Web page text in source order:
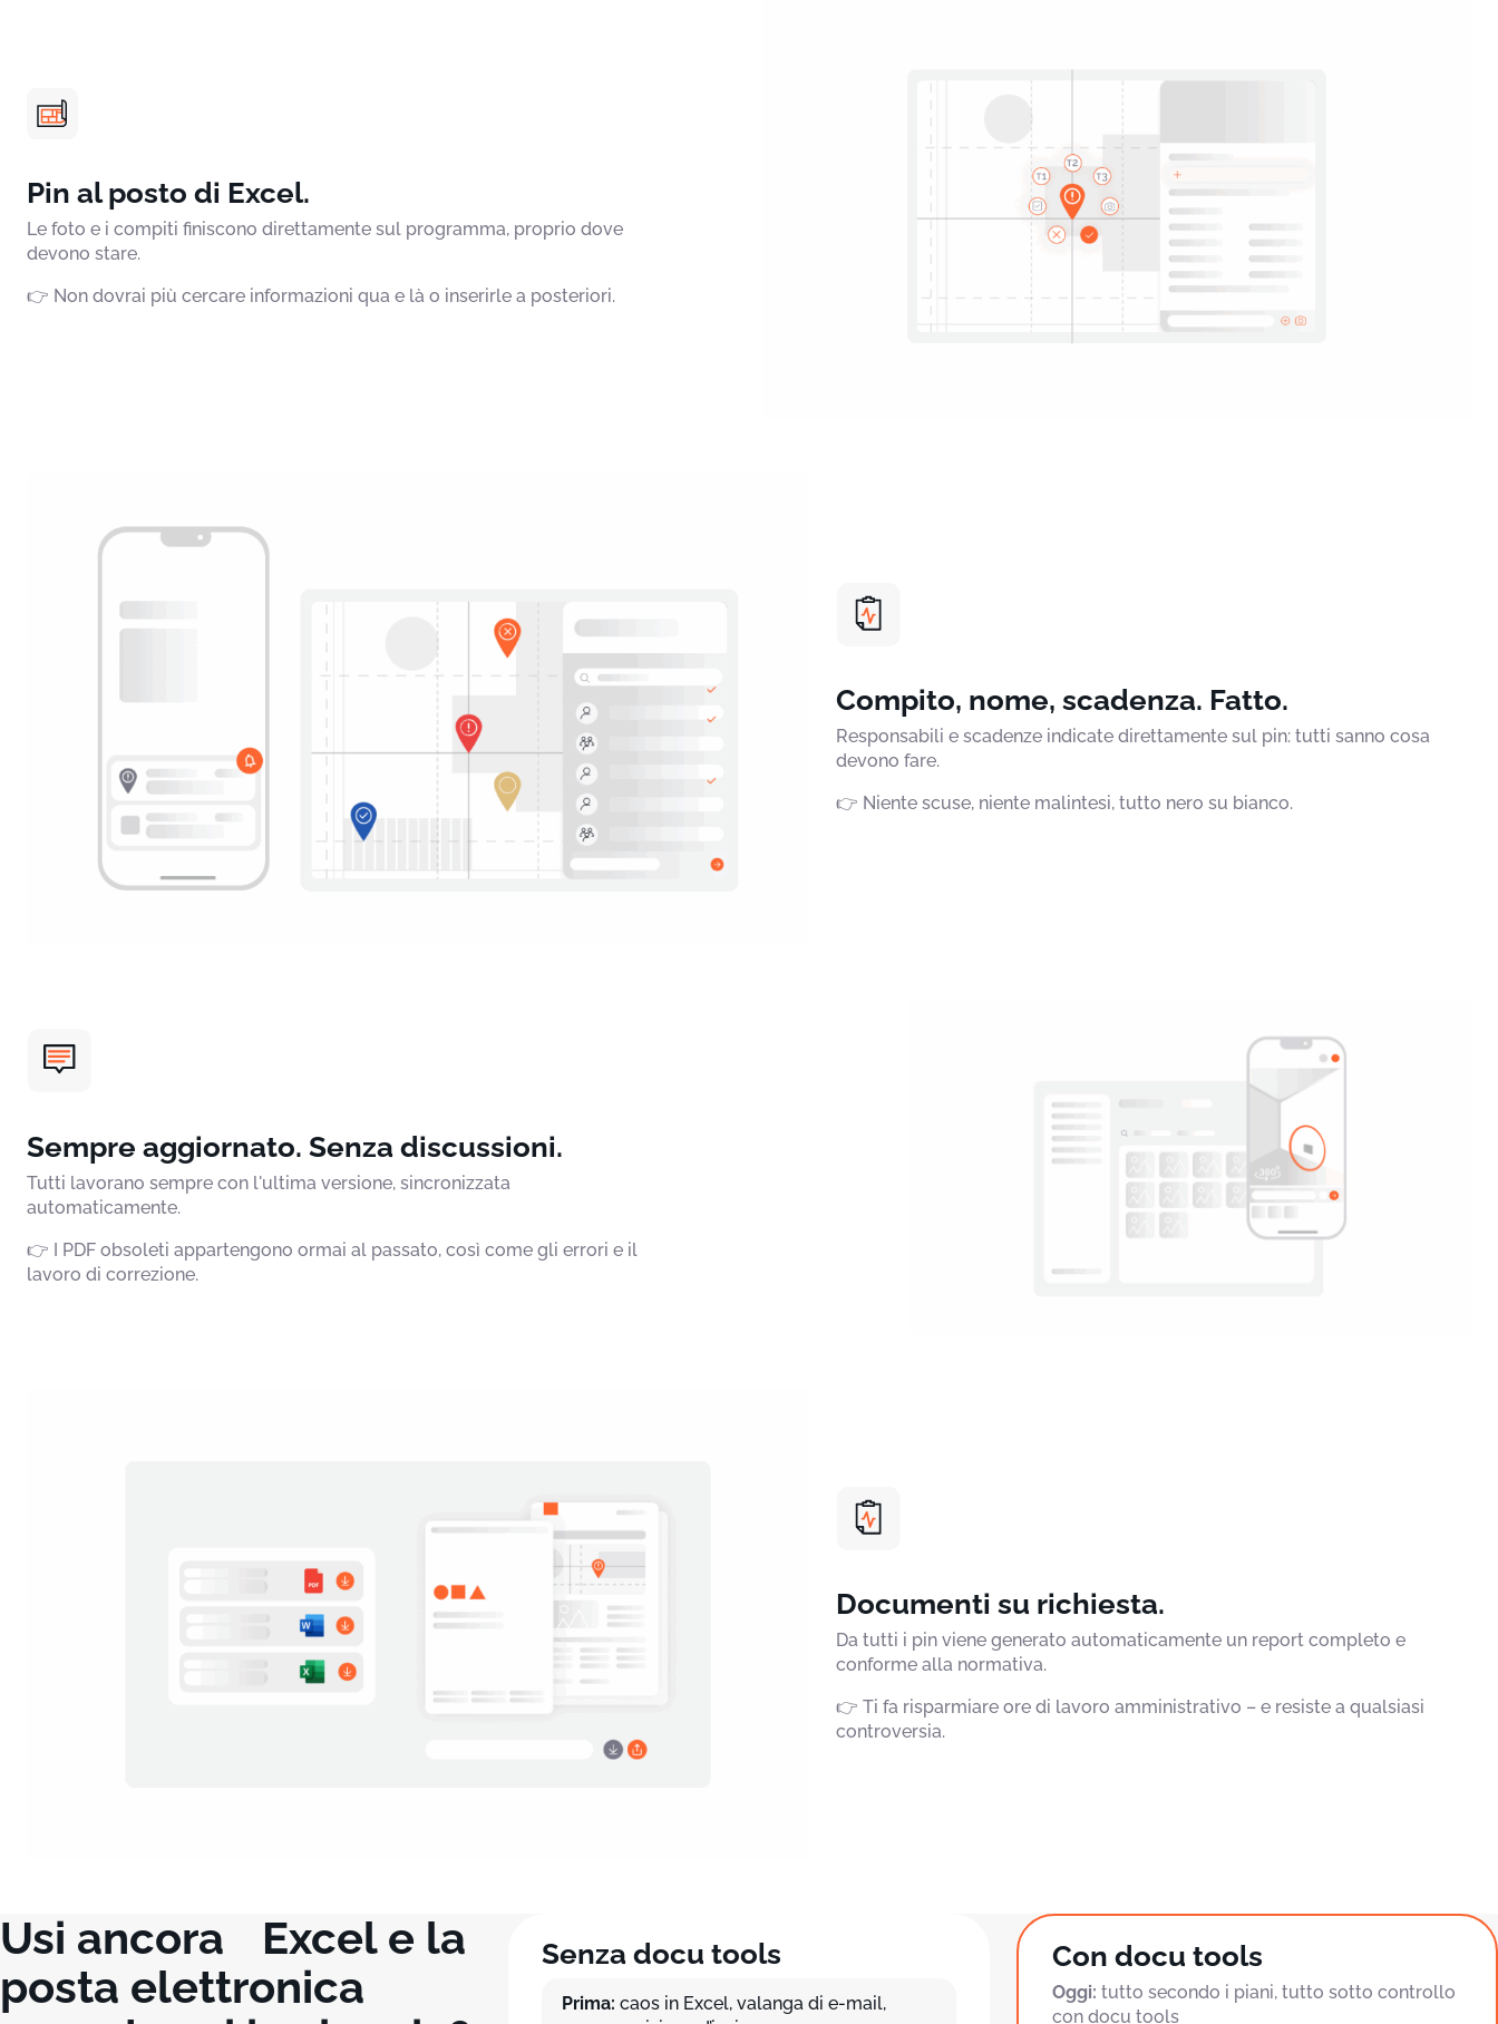
Pin al posto di Excel.
Le foto e i compiti finiscono direttamente sul programma, proprio dove
devono stare.
👉 Non dovrai più cercare informazioni qua e là o inserirle a posteriori.
Compito, nome, scadenza. Fatto.
Responsabili e scadenze indicate direttamente sul pin: tutti sanno cosa
devono fare.
👉 Niente scuse, niente malintesi, tutto nero su bianco.
Sempre aggiornato. Senza discussioni.
Tutti lavorano sempre con l'ultima versione, sincronizzata
automaticamente.
👉 I PDF obsoleti appartengono ormai al passato, così come gli errori e il
lavoro di correzione.
Documenti su richiesta.
Da tutti i pin viene generato automaticamente un report completo e
conforme alla normativa.
👉 Ti fa risparmiare ore di lavoro amministrativo – e resiste a qualsiasi
controversia.
Usi ancora Excel e la
posta elettronica
Senza docu tools
Prima: caos in Excel, valanga di e-mail,
Con docu tools
Oggi: tutto secondo i piani, tutto sotto controllo
con docu tools